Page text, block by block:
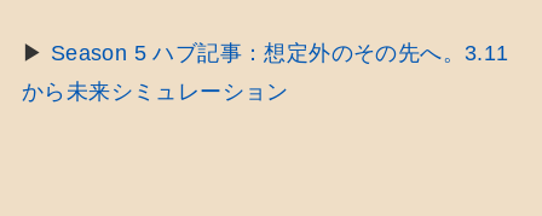
▶ Season 5 ハブ記事：想定外のその先へ。3.11
から未来シミュレーション